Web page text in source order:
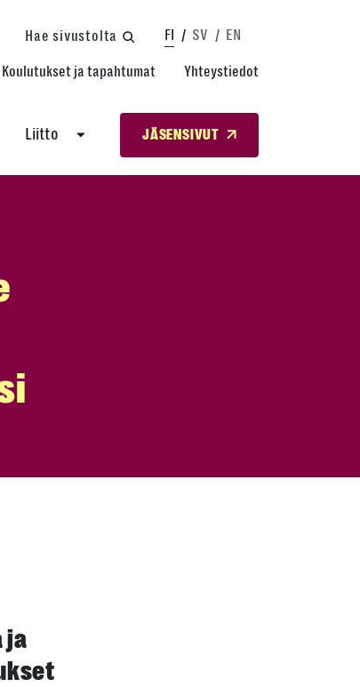
Hae sivustolta FI SV EN
Koulutukset ja tapahtumat Yhteystiedot
Liitto JÄSENSIVUT
ja